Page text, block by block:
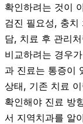
확인하려는 것이
검진 필요성, 충
담, 치료 후 관리
비교하려는 경우
과 진료는 통증이
상태, 기존 치료
확인해야 진료 방
서 지역치과를 알